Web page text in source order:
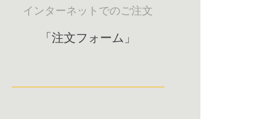
インターネットでのご注文
「注文フォーム」